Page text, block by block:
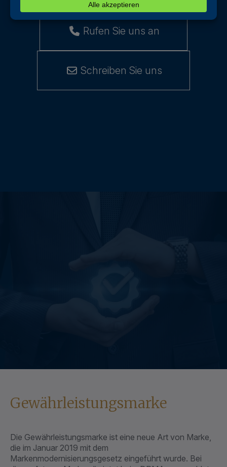
Rufen Sie uns an
Schreiben Sie uns
Gewährleistungsmarke
Die Gewährleistungsmarke ist eine neue Art von Marke,
die im Januar 2019 mit dem
Markenmodernisierungsgesetz eingeführt wurde. Bei